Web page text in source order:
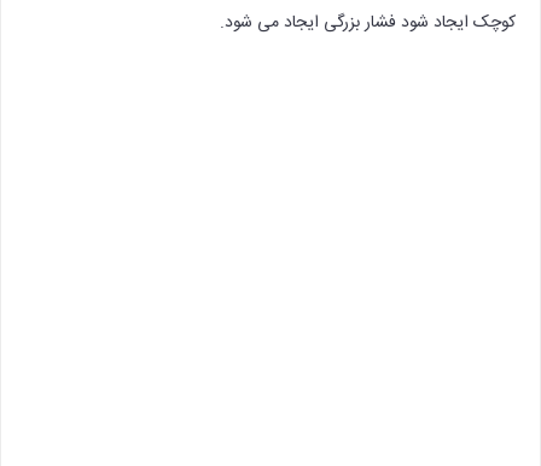
کوچک ایجاد شود فشار بزرگی ایجاد می شود.